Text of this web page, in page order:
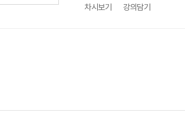
차시보기
강의담기